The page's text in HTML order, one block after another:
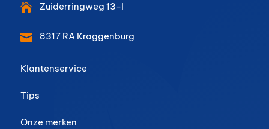
 Zuiderringweg 13-I
 8317 RA Kraggenburg
Klantenservice
Tips
Onze merken